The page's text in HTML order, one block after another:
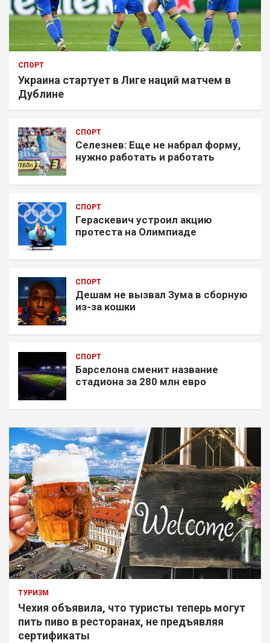
СПОРТ
Украина стартует в Лиге наций матчем в
Дублине
СПОРТ
Селезнев: Еще не набрал форму,
нужно работать и работать
СПОРТ
Гераскевич устроил акцию
протеста на Олимпиаде
СПОРТ
Дешам не вызвал Зума в сборную
из-за кошки
СПОРТ
Барселона сменит название
стадиона за 280 млн евро
ТУРИЗМ
Чехия объявила, что туристы теперь могут
пить пиво в ресторанах, не предъявляя
сертификаты